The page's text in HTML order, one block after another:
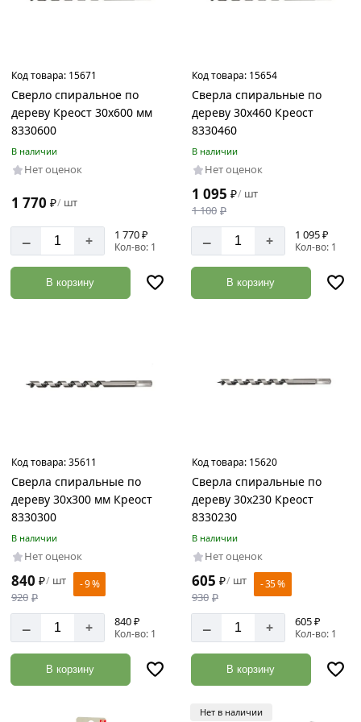
мм
230
мм
300
мм
мм
Код товара: 15671
Сверло спиральное по
дереву Креост 30х600 мм
8330600
В наличии
Нет оценок
1 770 ₽/ шт
– + 1 770 ₽
Кол-во: 1
В корзину
Код товара: 15654
Сверла спиральные по
дереву 30х460 Креост
8330460
В наличии
Нет оценок
1 095 ₽/ шт
1 100 ₽
– + 1 095 ₽
Кол-во: 1
В корзину
Код товара:35611
Сверла спиральные по
дереву 30х300 мм Креост
8330300
В наличии
Нет оценок
840 ₽/ шт
920 ₽
- 9 %
– + 840 ₽
Кол-во: 1
В корзину
Код товара: 15620
Сверла спиральные по
дереву 30х230 Креост
8330230
В наличии
Нет оценок
605 ₽/ шт
930 ₽
- 35 %
– + 605 ₽
Кол-во: 1
В корзину
Нет в наличии